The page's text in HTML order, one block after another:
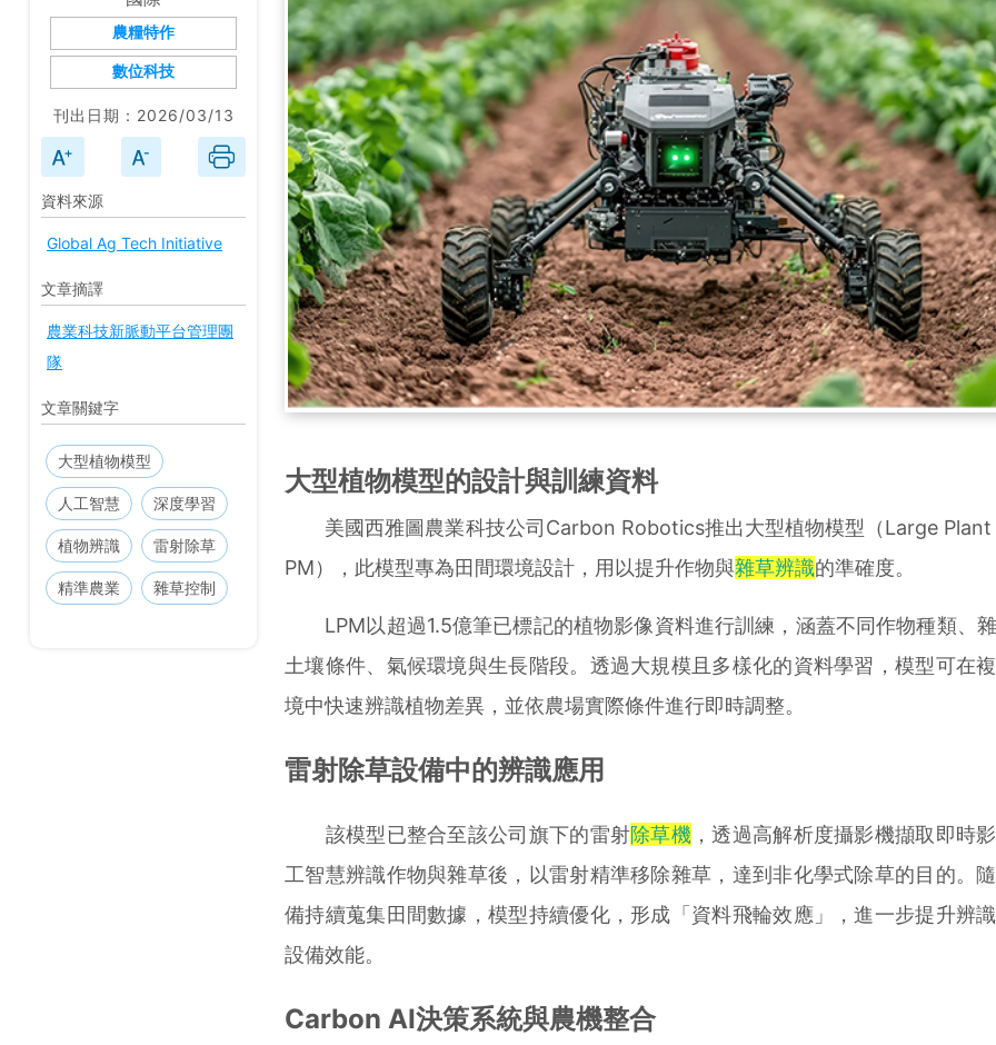
農糧特作
數位科技
刊出日期：2026/03/13
資料來源
Global Ag Tech Initiative
文章摘譯
農業科技新脈動平台管理團
隊
文章關鍵字
大型植物模型
人工智慧 深度學習
植物辨識 雷射除草
精準農業 雜草控制
大型植物模型的設計與訓練資料
美國西雅圖農業科技公司Carbon Robotics推出大型植物模型（Large Plant
PM），此模型專為田間環境設計，用以提升作物與雜草辨識的準確度。
LPM以超過1.5億筆已標記的植物影像資料進行訓練，涵蓋不同作物種類、
土壤條件、氣候環境與生長階段。透過大規模且多樣化的資料學習，模型可在
境中快速辨識植物差異，並依農場實際條件進行即時調整。
雷射除草設備中的辨識應用
該模型已整合至該公司旗下的雷射除草機 ，透過高解析度攝影機擷取即時
工智慧辨識作物與雜草後，以雷射精準移除雜草，達到非化學式除草的目的。
備持續蒐集田間數據，模型持續優化，形成「資料飛輪效應」，進一步提升辨
設備效能。
Carbon AI決策系統與農機整合